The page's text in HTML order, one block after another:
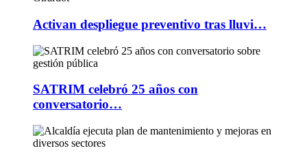
Activan despliegue preventivo tras lluvi…
SATRIM celebró 25 años con
conversatorio…